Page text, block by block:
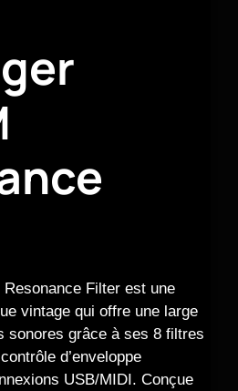
Filter est une
vintage qui offre une large
sonores grâce à ses 8 filtres
d’enveloppe
USB/MIDI. Conçue